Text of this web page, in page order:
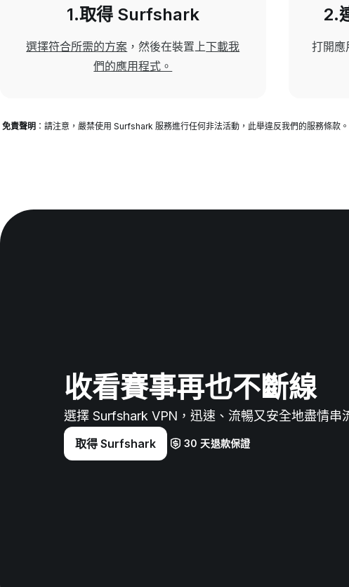
1.取得 Surfshark
選擇符合所需的方案 ，然後在裝置上下載我
們的應用程式。
2.
打開應
免責聲明 ：請注意，嚴禁使用 Surfshark 服務進行任何非法活動，此舉違反我們的服務條
收看賽事再也不斷線
選擇 Surfshark VPN，迅速、流暢又安全地盡情串
取得 Surfshark 30 天退款保證